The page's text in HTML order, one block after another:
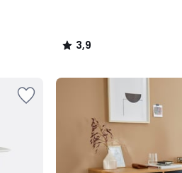
3,9
/